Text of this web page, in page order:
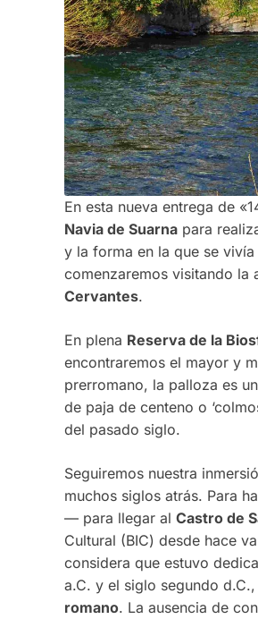
En esta nueva entrega de
Navia de Suarna para
y la forma en la que se
comenzaremos visitando la
Cervantes.
En plena Reserva de la
encontraremos el mayor y
prerromano, la palloza es
de paja de centeno o
del pasado siglo.
Seguiremos nuestra
muchos siglos atrás. Para
— para llegar al Castro de
Cultural (BIC) desde hace
considera que estuvo
a.C. y el siglo segundo
romano. La ausencia de